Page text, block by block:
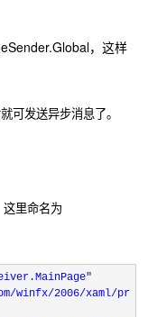
，这样
发送异步消息了。
里命名为
winfx/2006/xaml/pr